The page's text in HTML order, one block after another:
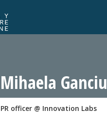
NOU
Mihaela Ganciu
PR officer @ Innovation Labs